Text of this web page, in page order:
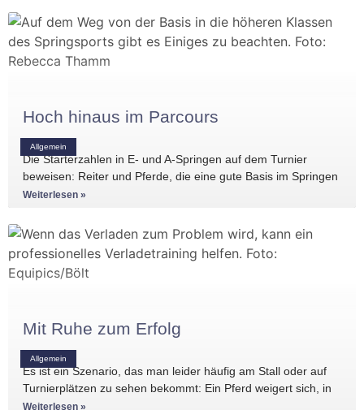
Allgemein
Hoch hinaus im Parcours
Die Starterzahlen in E- und A-Springen auf dem Turnier
beweisen: Reiter und Pferde, die eine gute Basis im Springen
haben, gibt es
Weiterlesen »
Allgemein
Mit Ruhe zum Erfolg
Es ist ein Szenario, das man leider häufig am Stall oder auf
Turnierplätzen zu sehen bekommt: Ein Pferd weigert sich, in
den Anhänger zu
Weiterlesen »